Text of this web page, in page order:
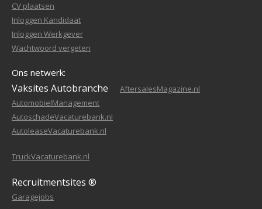
CV plaatsen
Inloggen Kandidaat
Inloggen Werkgever
Wachtwoord vergeten
Ons netwerk:
Vaksites Autobranche
AftersalesMagazine.nl
AutomobielManagement
AutoschadeVacaturebank.nl
AutoleaseVacaturebank.nl
TruckVacaturebank.nl
Recruitmentsites ®
Garagejobs